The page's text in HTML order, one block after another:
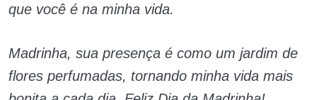
que você é na minha vida.
Madrinha, sua presença é como um jardim de
flores perfumadas, tornando minha vida mais